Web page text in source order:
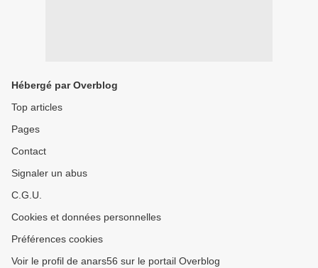
Hébergé par Overblog
Top articles
Pages
Contact
Signaler un abus
C.G.U.
Cookies et données personnelles
Préférences cookies
Voir le profil de anars56 sur le portail Overblog